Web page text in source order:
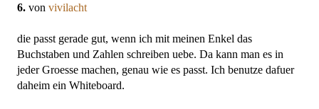
6. von vivilacht
die passt gerade gut, wenn ich mit meinen Enkel das
Buchstaben und Zahlen schreiben uebe. Da kann man es in
jeder Groesse machen, genau wie es passt. Ich benutze dafuer
daheim ein Whiteboard.